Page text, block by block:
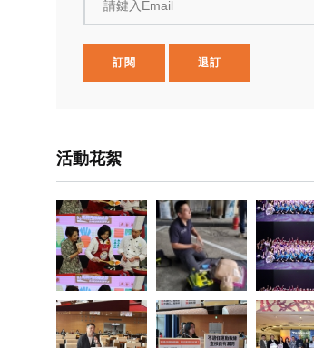
請鍵入Email
訂閱 退訂
活動花絮